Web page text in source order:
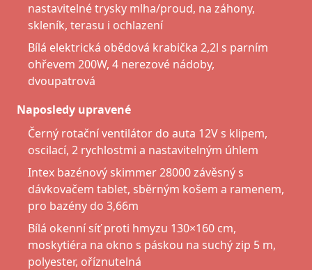
nastavitelné trysky mlha/proud, na záhony,
skleník, terasu i ochlazení
Bílá elektrická obědová krabička 2,2l s parním
ohřevem 200W, 4 nerezové nádoby,
dvoupatrová
Naposledy upravené
Černý rotační ventilátor do auta 12V s klipem,
oscilací, 2 rychlostmi a nastavitelným úhlem
Intex bazénový skimmer 28000 závěsný s
dávkovačem tablet, sběrným košem a ramenem,
pro bazény do 3,66m
Bílá okenní síť proti hmyzu 130×160 cm,
moskytiéra na okno s páskou na suchý zip 5 m,
polyester, oříznutelná